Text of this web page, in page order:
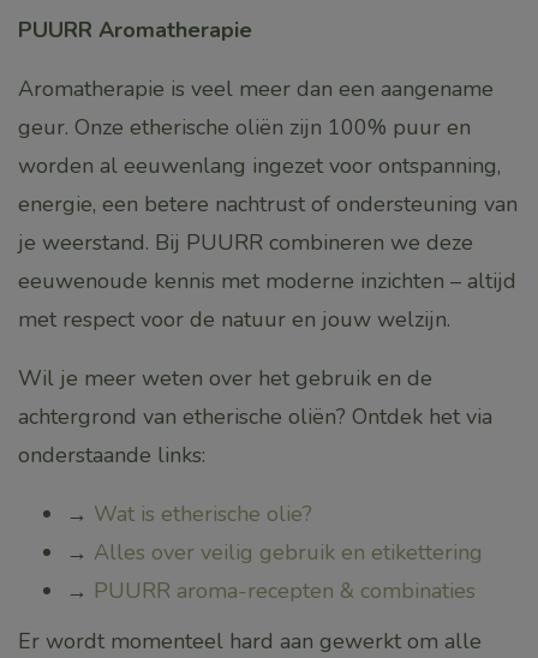
PUURR Aromatherapie
Aromatherapie is veel meer dan een aangename
geur. Onze etherische oliën zijn 100% puur en
worden al eeuwenlang ingezet voor ontspanning,
energie, een betere nachtrust of ondersteuning van
je weerstand. Bij PUURR combineren we deze
eeuwenoude kennis met moderne inzichten – altijd
met respect voor de natuur en jouw welzijn.
Wil je meer weten over het gebruik en de
achtergrond van etherische oliën? Ontdek het via
onderstaande links:
→ Wat is etherische olie?
→ Alles over veilig gebruik en etikettering
→ PUURR aroma-recepten & combinaties
Er wordt momenteel hard aan gewerkt om alle